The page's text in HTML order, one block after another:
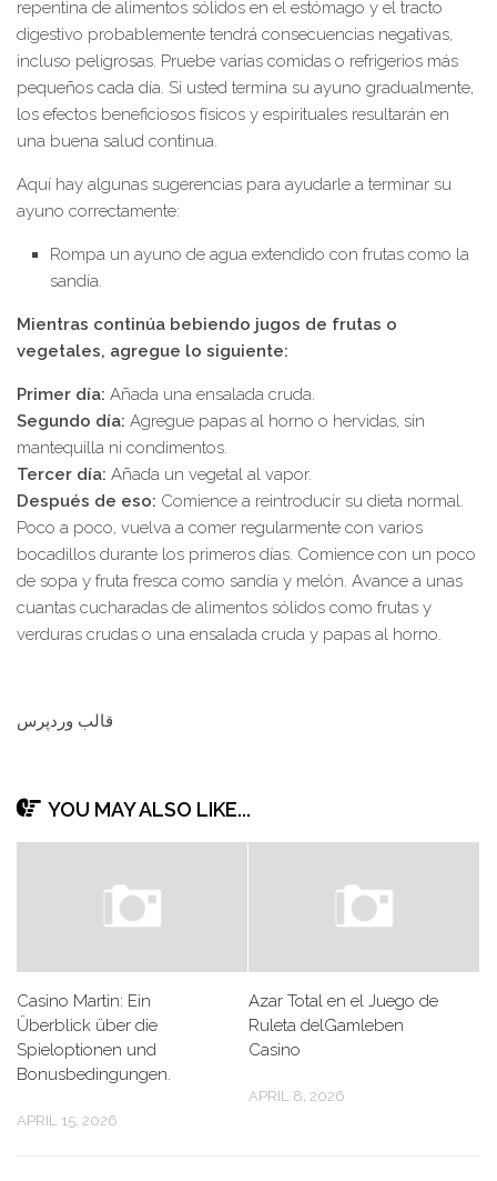
repentina de alimentos sólidos en el estómago y el tracto
digestivo probablemente tendrá consecuencias negativas,
incluso peligrosas. Pruebe varias comidas o refrigerios más
pequeños cada día. Si usted termina su ayuno gradualmente,
los efectos beneficiosos físicos y espirituales resultarán en
una buena salud continua.
Aquí hay algunas sugerencias para ayudarle a terminar su
ayuno correctamente:
Rompa un ayuno de agua extendido con frutas como la
sandía.
Mientras continúa bebiendo jugos de frutas o
vegetales, agregue lo siguiente:
Primer día: Añada una ensalada cruda.
Segundo día: Agregue papas al horno o hervidas, sin
mantequilla ni condimentos.
Tercer día: Añada un vegetal al vapor.
Después de eso: Comience a reintroducir su dieta normal.
Poco a poco, vuelva a comer regularmente con varios
bocadillos durante los primeros días. Comience con un poco
de sopa y fruta fresca como sandía y melón. Avance a unas
cuantas cucharadas de alimentos sólidos como frutas y
verduras crudas o una ensalada cruda y papas al horno.
قالب وردپرس
YOU MAY ALSO LIKE...
Casino Martin: Ein
Überblick über die
Spieloptionen und
Bonusbedingungen.
APRIL 15, 2026
Azar Total en el Juego de
Ruleta delGamleben
Casino
APRIL 8, 2026